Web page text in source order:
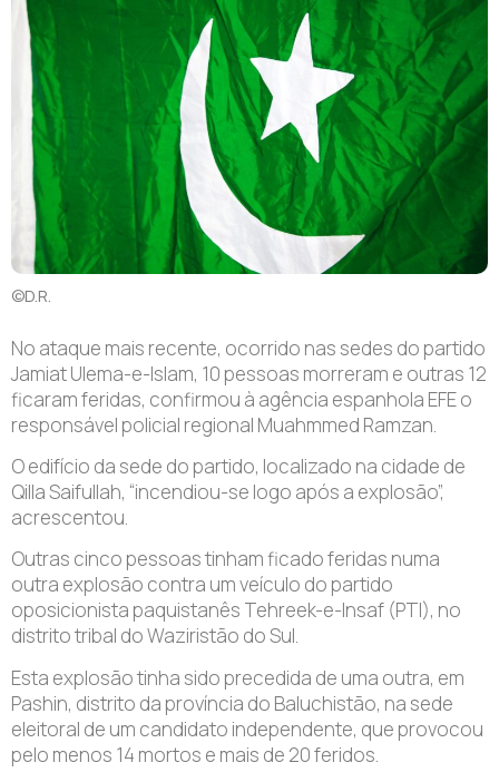
©D.R.
No ataque mais recente, ocorrido nas sedes do partido
Jamiat Ulema-e-Islam, 10 pessoas morreram e outras 12
ficaram feridas, confirmou à agência espanhola EFE o
responsável policial regional Muahmmed Ramzan.
O edifício da sede do partido, localizado na cidade de
Qilla Saifullah, “incendiou-se logo após a explosão”,
acrescentou.
Outras cinco pessoas tinham ficado feridas numa
outra explosão contra um veículo do partido
oposicionista paquistanês Tehreek-e-Insaf (PTI), no
distrito tribal do Waziristão do Sul.
Esta explosão tinha sido precedida de uma outra, em
Pashin, distrito da província do Baluchistão, na sede
eleitoral de um candidato independente, que provocou
pelo menos 14 mortos e mais de 20 feridos.